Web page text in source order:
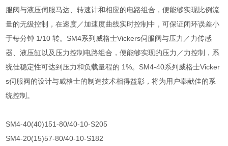
服阀与液压伺服马达、转速计和相应的电路组合，便能够实现比例流
量的无级控制，在速度／加速度曲线实时控制中，可保证闭环误差小
于每分钟 1/10 转。SM4系列威格士Vickers伺服阀与压力／力传感
器、液压缸以及压力控制电路组合，便能够实现的压力／力控制，系
统佳稳定性可达到压力和负载量程的 1%。SM4-40系列威格士Vicker
s伺服阀的设计与威格士的制造技术相得益彰，将为用户奉献佳的系
统控制。
SM4-40(40)151-80/40-10-S205
SM4-20(15)57-80/40-10-S182